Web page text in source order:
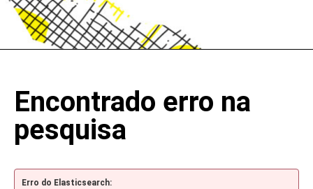
Encontrado erro na
pesquisa
Erro do Elasticsearch: